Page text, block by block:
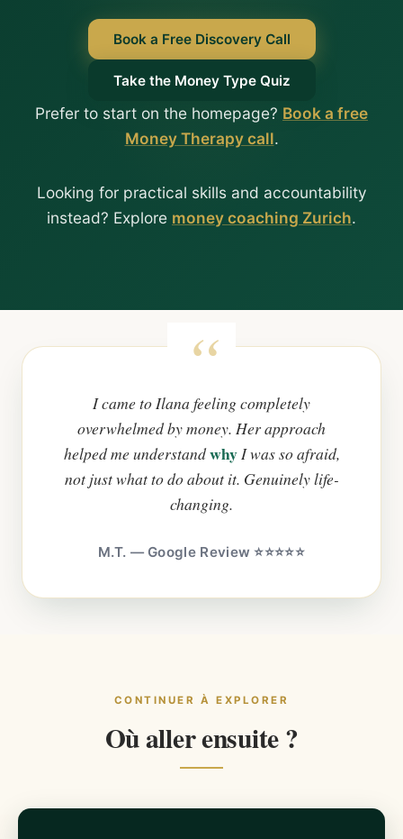
Book a Free Discovery Call
Take the Money Type Quiz
Prefer to start on the homepage? Book a free
Money Therapy call.
Looking for practical skills and accountability
instead? Explore money coaching Zurich.
I came to Ilana feeling completely
overwhelmed by money. Her approach
helped me understandwhyI was so afraid,
not just what to do about it. Genuinely life-
changing.
M.T. — Google Review ⭐⭐⭐⭐⭐
CONTINUER À EXPLORER
Où aller ensuite ?